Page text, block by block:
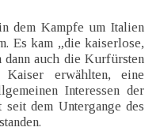
dem Kampfe um Italien
Es kam „die kaiserlose,
auch die Kurfürsten
erwählten, eine
Interessen der
seit dem Untergange des